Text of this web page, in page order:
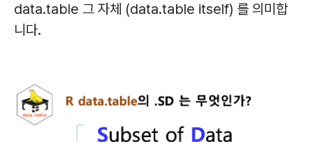
data.table 그 자체 (data.table itself) 를 의미합
니다.